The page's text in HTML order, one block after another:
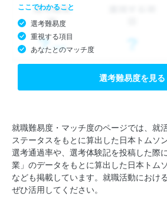
・Know-how：高度な技術に立脚し
・Originality：創造性に富む
お伝えしたいと思います。
この理念は企業の行動指針に大きな影響
がもてる技術と情熱のすべてを傾注して
決するという意識を、全社員が共有して
当社の扱う商品である『ベアリング』には
ここでわかること
選考難易度
重視する項目
あなたとのマッチ度
選考難易度を見る
就職難易度・マッチ度のページでは、就
ステータスをもとに算出した日本トムソ
選考通過率や、選考体験記を投稿した際
業」のデータをもとに算出した日本トム
なども掲載しています。就職活動におけ
ぜひ活用してください。